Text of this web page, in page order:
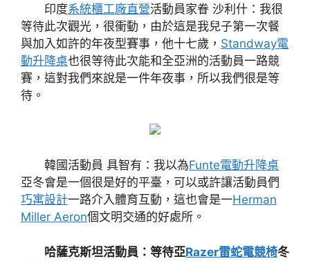
印度系統櫃工廠直營活動員家眷 沙利什：我很
等待此次觀光，很衝動，由於這是我兒子第一次餐
與加入如許的年夜型賽事，他十七歲， Standway電
動升降桌也很等待此次能和全亞洲的活動員一路競
賽，這對我們來說是一件年夜事，所以我們很是等
待。
韓國活動員 具智有：我以為Funte電動升降桌
亞冬會是一個很是好的平臺，可以或許讓活動員們
巧寓設計一路介入體育互動，這也會是一Herman
Miller Aeron個文明交通的好處所。
哈薩克斯坦活動員：等待亞Razer雷蛇電競椅冬